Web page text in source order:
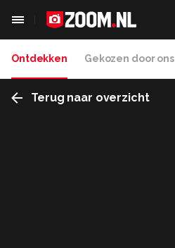
Ontdekken Gekozen door ons
Terug naar overzicht